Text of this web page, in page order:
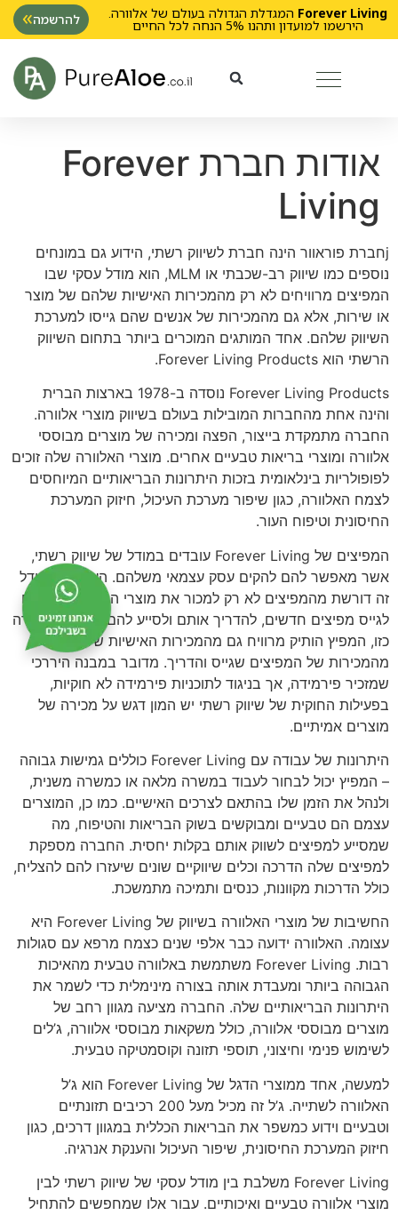
Forever Living המגדלת הגדולה בעולם של אלוורה.
הירשמו למועדון ותהנו 5% הנחה לכל החיים להרשמה
אודות חברת Forever
Living
jחברת פוראוור הינה חברת לשיווק רשתי, הידוע גם במונחים
נוספים כמו שיווק רב-שכבתי או MLM, הוא מודל עסקי שבו
המפיצים מרוויחים לא רק מהמכירות האישיות שלהם של מוצר
או שירות, אלא גם מהמכירות של אנשים שהם גייסו למערכת
השיווק שלהם. אחד המותגים המוכרים ביותר בתחום השיווק
הרשתי הוא Forever Living Products.
Forever Living Products נוסדה ב-1978 בארצות הברית
והינה אחת מהחברות המובילות בעולם בשיווק מוצרי אלוורה.
החברה מתמקדת בייצור, הפצה ומכירה של מוצרים מבוססי
אלוורה ומוצרי בריאות טבעיים אחרים. מוצרי האלוורה שלה זוכים
לפופולריות בינלאומית בזכות היתרונות הבריאותיים המיוחסים
לצמח האלוורה, כגון שיפור מערכת העיכול, חיזוק המערכת
החיסונית וטיפוח העור.
המפיצים של Forever Living עובדים במודל של שיווק רשתי,
אשר מאפשר להם להקים עסק עצמאי משלהם. העבודה במודל
זה דורשת מהמפיצים לא רק למכור את מוצרי החברה, אלא גם
לגייס מפיצים חדשים, להדריך אותם ולסייע להם להצליח. בצורה
כזו, המפיץ הותיק מרוויח גם מהמכירות האישיות שלו וגם
מהמכירות של המפיצים שגייס והדריך. מדובר במבנה היררכי
שמזכיר פירמידה, אך בניגוד לתוכניות פירמידה לא חוקיות,
בפעילות החוקית של שיווק רשתי יש המון דגש על מכירה של
מוצרים אמיתיים.
היתרונות של עבודה עם Forever Living כוללים גמישות גבוהה
– המפיץ יכול לבחור לעבוד במשרה מלאה או כמשרה משנית,
ולנהל את הזמן שלו בהתאם לצרכים האישיים. כמו כן, המוצרים
עצמם הם טבעיים ומבוקשים בשוק הבריאות והטיפוח, מה
שמסייע למפיצים לשווק אותם בקלות יחסית. החברה מספקת
למפיצים שלה הדרכה וכלים שיווקיים שונים שיעזרו להם להצליח,
כולל הדרכות מקוונות, כנסים ותמיכה מתמשכת.
החשיבות של מוצרי האלוורה בשיווק של Forever Living היא
עצומה. האלוורה ידועה כבר אלפי שנים כצמח מרפא עם סגולות
רבות. Forever Living משתמשת באלוורה טבעית מהאיכות
הגבוהה ביותר ומעבדת אותה בצורה מינימלית כדי לשמר את
היתרונות הבריאותיים שלה. החברה מציעה מגוון רחב של
מוצרים מבוססי אלוורה, כולל משקאות מבוססי אלוורה, ג’לים
לשימוש פנימי וחיצוני, תוספי תזונה וקוסמטיקה טבעית.
למעשה, אחד ממוצרי הדגל של Forever Living הוא ג’ל
האלוורה לשתייה. ג’ל זה מכיל מעל 200 רכיבים תזונתיים
וטבעיים וידוע כמשפר את הבריאות הכללית במגוון דרכים, כגון
חיזוק המערכת החיסונית, שיפור העיכול והענקת אנרגיה.
Forever Living משלבת בין מודל עסקי של שיווק רשתי לבין
מוצרי אלוורה טבעיים ואיכותיים. עבור אלו שמחפשים להתחיל